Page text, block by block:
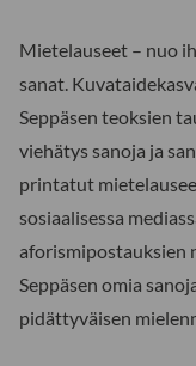
Mietelauseet – nuo
sanat.
Seppäsen teoksien
viehätys sanoja ja
printatut
sosiaalisessa
aforismipostauksien
Seppäsen omia
pidättyväisen